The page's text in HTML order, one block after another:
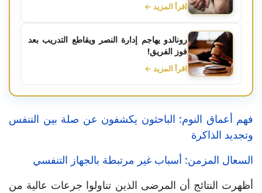
اقرأ المزيد ←
رونالدو يهاجم إدارة النصر ويقاطع التدريب بعد
فوز الفريق!
اقرأ المزيد ←
فهم أعماق النوم: الباحثون يكشفون عن صلة بين التنفس
وتجديد الذاكرة
السعال المزمن: أسباب غير مرتبطة بالجهاز التنفسي
أظهرت النتائج أن المرضى الذين تناولوا جرعات عالية من